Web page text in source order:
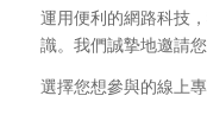
運用便利的網路科技
識。我們誠摯地邀請
選擇您想參與的線上